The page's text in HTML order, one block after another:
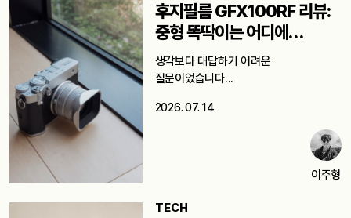
후지필름 GFX100RF 리뷰:
중형 똑딱이는 어디에
쓸까요?
생각보다 대답하기 어려운
질문이었습니다...
2026. 07. 14
이주형
TECH